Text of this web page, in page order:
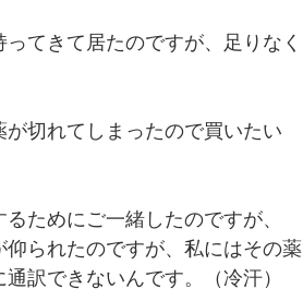
てきて居たのですが、足りなく
切れてしまったので買いたい
ためにご一緒したのですが、
仰られたのですが、私にはその薬
訳できないんです。（冷汗）